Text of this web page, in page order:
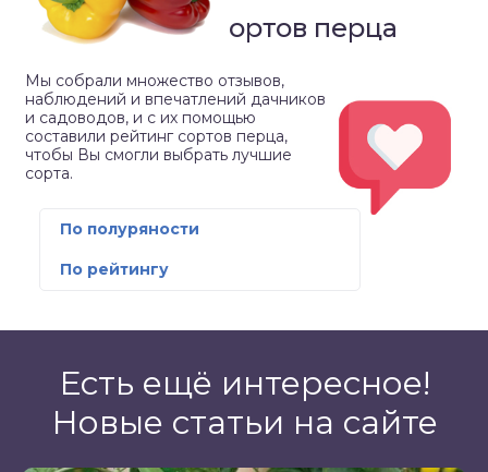
Рейтинг сортов перца
Мы собрали множество отзывов,
наблюдений и впечатлений дачников
и садоводов, и с их помощью
составили рейтинг сортов перца,
чтобы Вы смогли выбрать лучшие
сорта.
По полуряности
По рейтингу
Есть ещё интересное!
Новые статьи на сайте